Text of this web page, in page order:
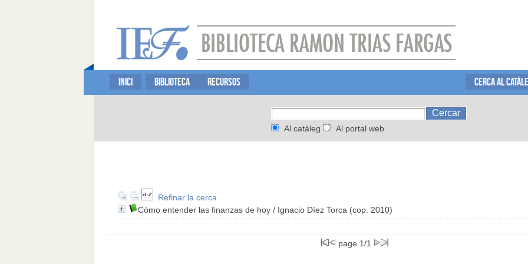
Refinar la cerca
Cómo entender las finanzas de hoy / Ignacio Díez Torca (cop. 2010)
page 1/1
INICI CERCA AL
BIBLIOTECA RECURSOS
Al catàleg Al portal web